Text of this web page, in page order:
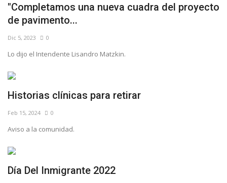
"Completamos una nueva cuadra del proyecto
de pavimento...
Dic 5, 2023 0
Lo dijo el Intendente Lisandro Matzkin.
Historias clínicas para retirar
Feb 15, 2024 0
Aviso a la comunidad.
Día Del Inmigrante 2022